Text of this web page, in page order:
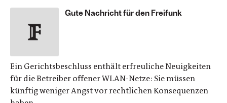
Gute Nachricht für den Freifunk
Ein Gerichtsbeschluss enthält erfreuliche Neuigkeiten
für die Betreiber offener WLAN-Netze: Sie müssen
künftig weniger Angst vor rechtlichen Konsequenzen